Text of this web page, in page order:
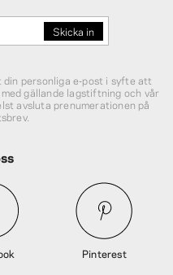
personliga e‑post i syfte att
gällande lagstiftning och vår
avsluta prenumerationen på
Pinterest